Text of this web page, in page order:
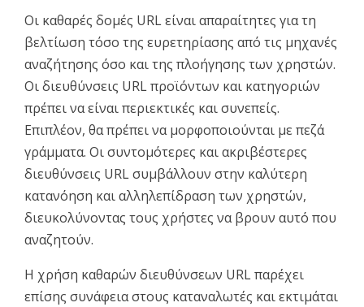
Οι καθαρές δομές URL είναι απαραίτητες για τη
βελτίωση τόσο της ευρετηρίασης από τις μηχανές
αναζήτησης όσο και της πλοήγησης των χρηστών.
Οι διευθύνσεις URL προϊόντων και κατηγοριών
πρέπει να είναι περιεκτικές και συνεπείς.
Επιπλέον, θα πρέπει να μορφοποιούνται με πεζά
γράμματα. Οι συντομότερες και ακριβέστερες
διευθύνσεις URL συμβάλλουν στην καλύτερη
κατανόηση και αλληλεπίδραση των χρηστών,
διευκολύνοντας τους χρήστες να βρουν αυτό που
αναζητούν.
Η χρήση καθαρών διευθύνσεων URL παρέχει
επίσης συνάφεια στους καταναλωτές και εκτιμάται